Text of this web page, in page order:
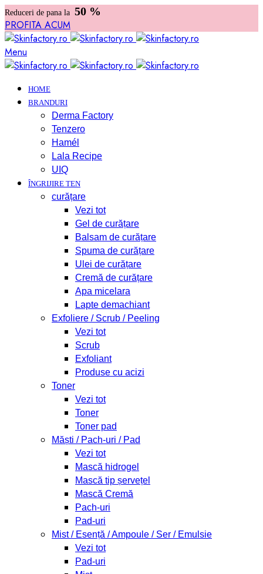
Reduceri de pana la 50 %
PROFITA ACUM
Menu
HOME
BRANDURI
Derma Factory
Tenzero
Hamél
Lala Recipe
UIQ
ÎNGRIJIRE TEN
curățare
Vezi tot
Gel de curățare
Balsam de curățare
Spuma de curățare
Ulei de curățare
Cremă de curățare
Apa micelara
Lapte demachiant
Exfoliere / Scrub / Peeling
Vezi tot
Scrub
Exfoliant
Produse cu acizi
Toner
Vezi tot
Toner
Toner pad
Măști / Pach-uri / Pad
Vezi tot
Mască hidrogel
Mască tip șervețel
Mască Cremă
Pach-uri
Pad-uri
Mist / Esență / Ampoule / Ser / Emulsie
Vezi tot
Pad-uri